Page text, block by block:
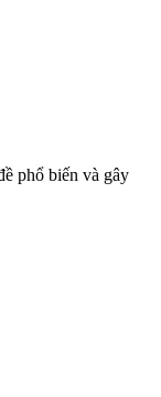
phổ biến và gây